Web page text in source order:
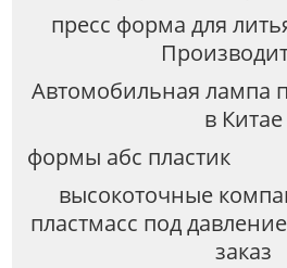
пресс форма для
Автомобильная лампа
в Китае
формы абс пластик
высокоточные
пластмасс под
заказ